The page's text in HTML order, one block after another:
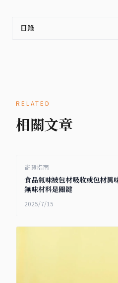
目錄
RELATED
相關文章
寄貨指南
食品氣味被包材吸收或包材異
無味材料是關鍵
2025/7/15